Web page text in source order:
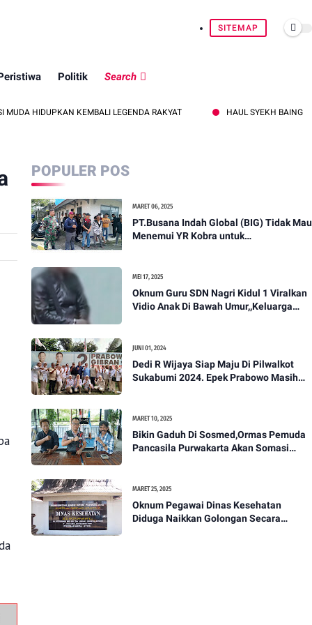
SITEMAP
Politik Search
KEMBALI LEGENDA RAKYAT HAUL SYEKH BAING YUSUF:
POPULER POS
MARET 06, 2025
PT.Busana Indah Global (BIG) Tidak Mau
Menemui YR Kobra untuk
MEI 17, 2025
Oknum Guru SDN Nagri Kidul 1 Viralkan
Vidio Anak Di Bawah Umur,,Keluarga
JUNI 01, 2024
Dedi R Wijaya Siap Maju Di Pilwalkot
Sukabumi 2024. Epek Prabowo Masih
MARET 10, 2025
Bikin Gaduh Di Sosmed,Ormas Pemuda
Pancasila Purwakarta Akan Somasi
MARET 25, 2025
Oknum Pegawai Dinas Kesehatan
Diduga Naikkan Golongan Secara